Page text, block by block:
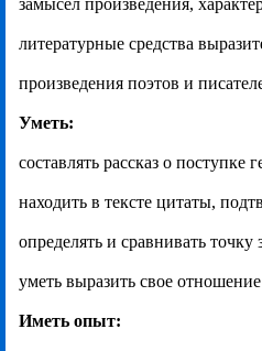
замысел произведения,
литературные средства
произведения поэтов и
Уметь:
составлять рассказ о поступке
находить в тексте цитаты,
определять и сравнивать точку
уметь выразить свое
Иметь опыт: